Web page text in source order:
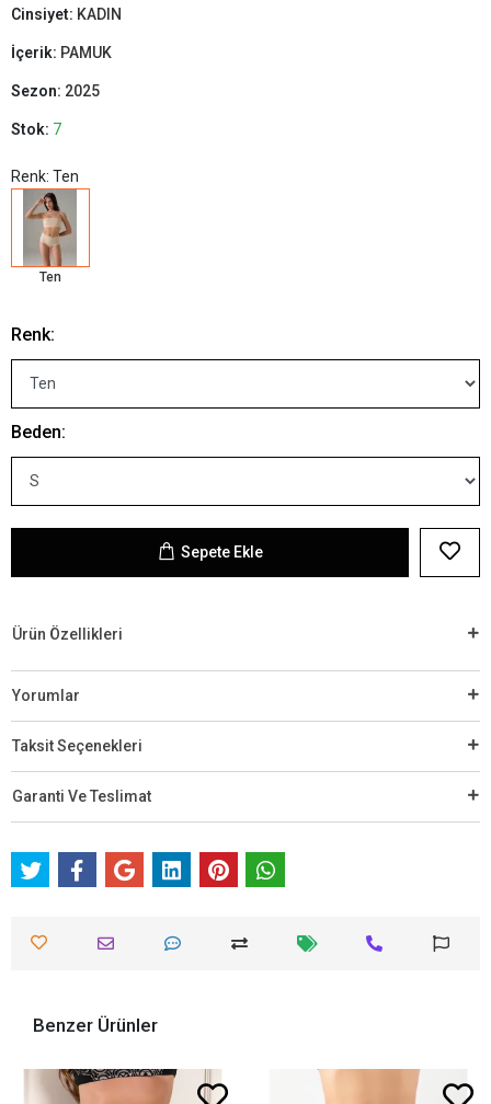
Cinsiyet: KADIN
İçerik: PAMUK
Sezon: 2025
Stok: 7
Renk: Ten
Ten
Renk:
Beden:
Sepete Ekle
Ürün Özellikleri
Yorumlar
Taksit Seçenekleri
Garanti Ve Teslimat
Benzer Ürünler